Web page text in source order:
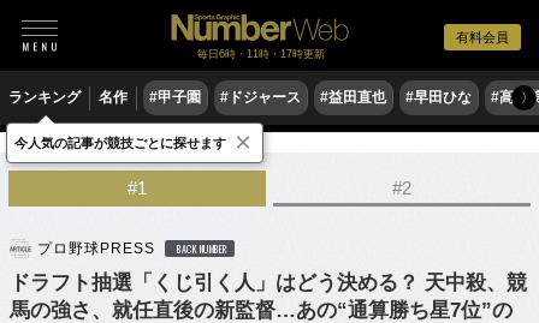
有料会員
毎日6時・11時・17時更新
ランキング 名作 #甲子園 #ドジャース #益田直也 #早田ひな #高木
〉
野球 プロ野球 ドラフト会議
#1 #2
プロ野球PRESS BACK NUMBER
ドラフト抽選「くじ引く人」はどう決める？ 天中殺、競
馬の強さ、就任直後の新監督…あの“通算勝ち星7位”の
今人気の記事が競技ごとに探せます ×